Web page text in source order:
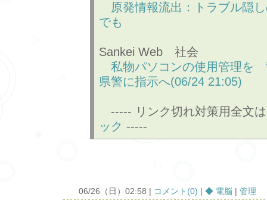
原発情報流出：トラブル隠
でも
Sankei Web 社会
私物パソコンの使用管理を
県警に指示へ(06/24 21:05)
----- リンク切れ対策用全文
ック -----
06/26（日）02:58 | コメント(0) | ◆ 電脳 | 管理